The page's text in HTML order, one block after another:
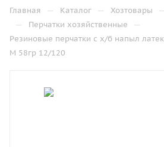
Главная — Каталог — Хозтовары —
— Перчатки хозяйственные —
Резиновые перчатки с х/б напыл
M 58гр 12/120